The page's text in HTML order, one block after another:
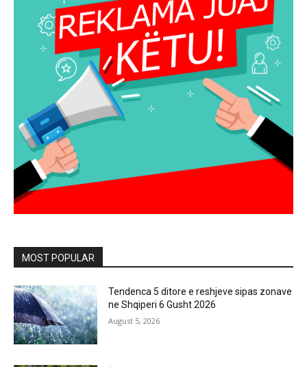
MOST POPULAR
Tendenca 5 ditore e reshjeve sipas zonave
ne Shqiperi 6 Gusht 2026
August 5, 2026